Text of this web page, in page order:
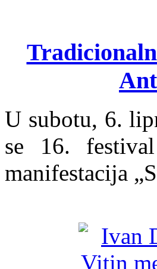
U subotu, 6.
se 16.
manifestacija